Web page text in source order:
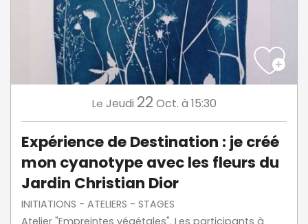
Le Jeudi 22 Oct. à 15:30
Expérience de Destination : je créé
mon cyanotype avec les fleurs du
Jardin Christian Dior
INITIATIONS - ATELIERS - STAGES